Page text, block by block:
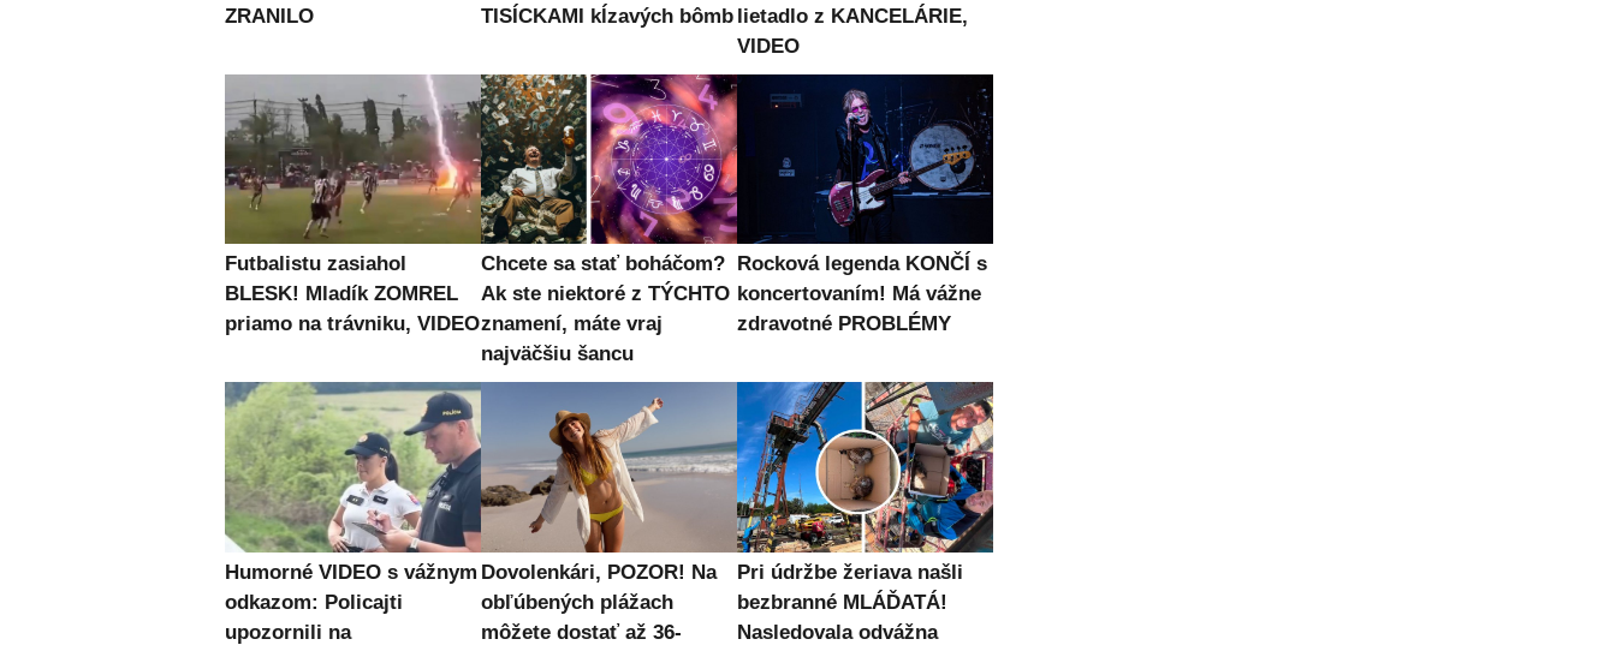
ZRANILO
TISÍCKAMI kĺzavých bômb lietadlo z KANCELÁRIE,
VIDEO
Futbalistu zasiahol
BLESK! Mladík ZOMREL
priamo na trávniku, VIDEO
Chcete sa stať boháčom?
Ak ste niektoré z TÝCHTO
znamení, máte vraj
najväčšiu šancu
Rocková legenda KONČÍ s
koncertovaním! Má vážne
zdravotné PROBLÉMY
Humorné VIDEO s vážnym
odkazom: Policajti
upozornili na
Dovolenkári, POZOR! Na
obľúbených plážach
môžete dostať až 36-
Pri údržbe žeriava našli
bezbranné MLÁĎATÁ!
Nasledovala odvážna